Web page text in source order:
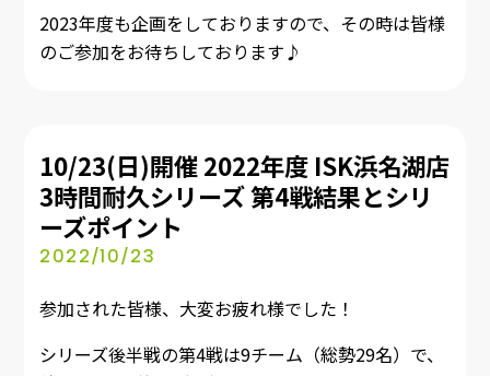
2023年度も企画をしておりますので、その時は皆様
のご参加をお待ちしております♪
10/23(日)開催 2022年度 ISK浜名湖店
3時間耐久シリーズ 第4戦結果とシリ
ーズポイント
2022/10/23
参加された皆様、大変お疲れ様でした！
シリーズ後半戦の第4戦は9チーム（総勢29名）で、